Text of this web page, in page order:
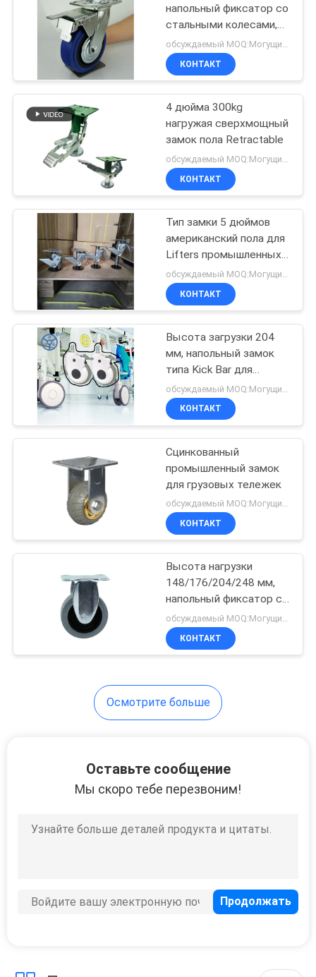
PRIVACY
POLICY
напольный фиксатор со
стальными колесами,
прочный и экологичныйобсуждаемый MOQ:Могущий быть предметом переговоров
КОНТАКТ
4 дюйма 300kg
нагружая сверхмощный
замок пола Retractable
КОНТАКТ
Тип замки 5 дюймов
американский пола для
Lifters промышленных
тележек Retractable
КОНТАКТ
Высота загрузки 204
мм, напольный замок
типа Kick Bar для
защиты сборочной
линии
КОНТАКТ
Сцинкованный
промышленный замок
для грузовых тележек
обсуждаемый MOQ:Могущий быть предметом переговоров
КОНТАКТ
Высота нагрузки
148/176/204/248 мм,
напольный фиксатор с
ножной педалью для
плавной и безопасной
работы
обсуждаемый MOQ:Могущий быть предметом переговоров
КОНТАКТ
Осмотрите больше
Оставьте сообщение
Мы скоро тебе перезвоним!